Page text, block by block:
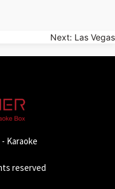
Next: Las Vegas
Karaoke
reserved